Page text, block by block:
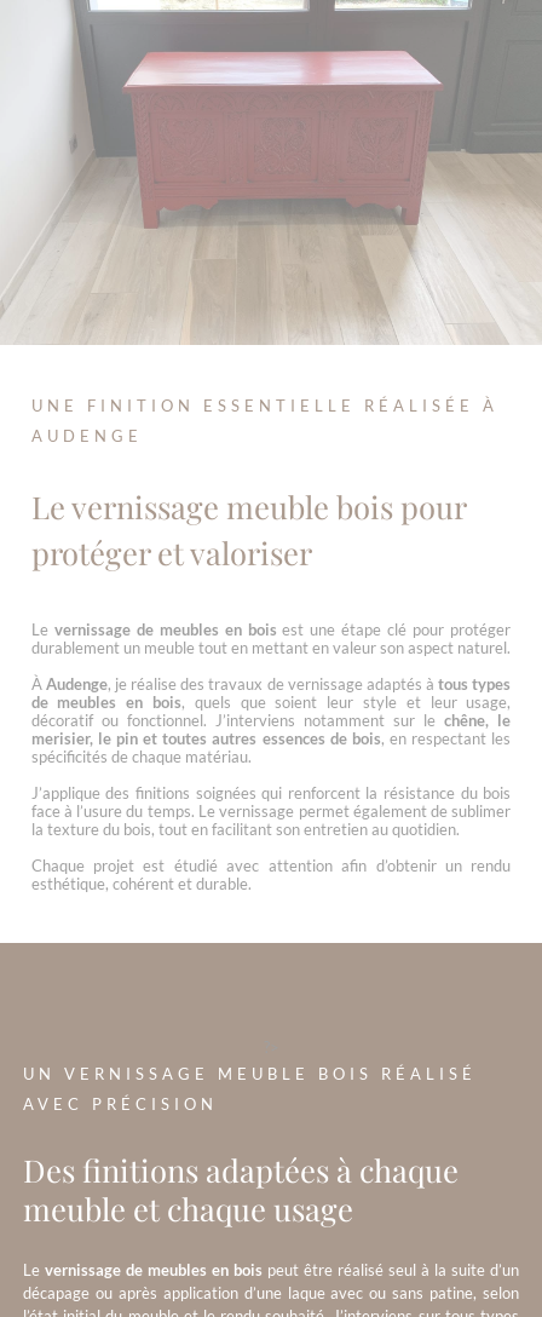
UNE FINITION ESSENTIELLE RÉALISÉE À
AUDENGE
Le vernissage meuble bois pour
protéger et valoriser
Le vernissage de meubles en bois est une étape clé pour protéger
durablement un meuble tout en mettant en valeur son aspect naturel.
À Audenge, je réalise des travaux de vernissage adaptés àtous types
de meubles en bois, quels que soient leur style et leur usage,
décoratif ou fonctionnel. J’interviens notamment sur lechêne, le
merisier, le pin et toutes autres essences de bois, en respectant les
spécificités de chaque matériau.
J’applique des finitions soignées qui renforcent la résistance du bois
face à l’usure du temps. Le vernissage permet également de sublimer
la texture du bois, tout en facilitant son entretien au quotidien.
Chaque projet est étudié avec attention afin d’obtenir un rendu
esthétique, cohérent et durable.
UN VERNISSAGE MEUBLE BOIS RÉALISÉ
AVEC PRÉCISION
Des finitions adaptées à chaque
meuble et chaque usage
Levernissage de meubles en bois peut être réalisé seul à la suite d’un
décapage ou après application d’une laque avec ou sans patine, selon